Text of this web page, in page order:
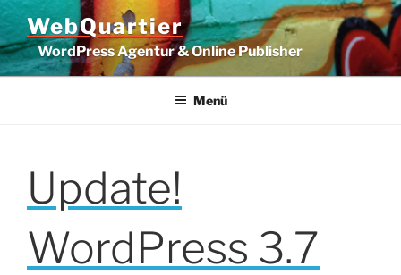
Zum
Inhalt
springen
WebQuartier
WordPress Agentur & Online Publisher
Menü
Update!
WordPress 3.7